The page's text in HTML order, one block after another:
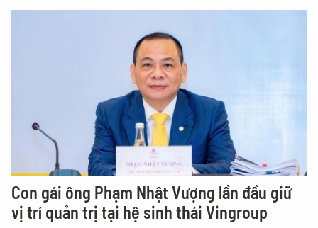
Con gái ông Phạm Nhật Vượng lần đầu giữ
vị trí quản trị tại hệ sinh thái Vingroup